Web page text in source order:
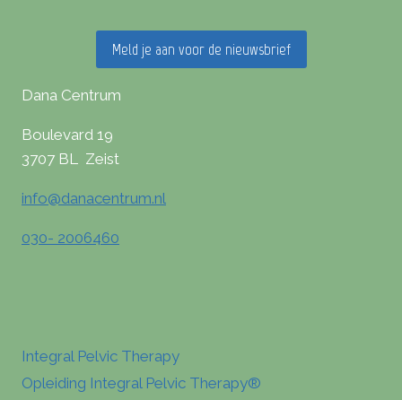
Meld je aan voor de nieuwsbrief
Dana Centrum
Boulevard 19
3707 BL Zeist
info@danacentrum.nl
030- 2006460
Integral Pelvic Therapy
Opleiding Integral Pelvic Therapy®